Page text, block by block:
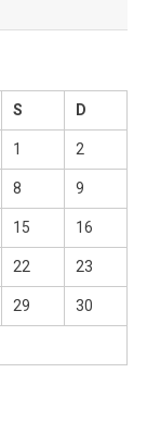
S D
1 2
8 9
15 16
22 23
29 30